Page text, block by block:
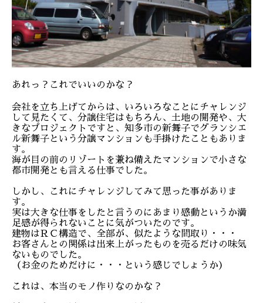
あれっ？これでいいのかな？
会社を立ち上げてからは、いろいろなことにチャレンジ
して見たくて、分譲住宅はもちろん、土地の開発や、大
きなプロジェクトですと、知多市の新舞子でグランシエ
ル新舞子という分譲マンションも手掛けたこともありま
す。
海が目の前のリゾートを兼ね備えたマンションで小さな
都市開発とも言える仕事でした。
しかし、これにチャレンジしてみて思った事がありま
す。
実は大きな仕事をしたと言うのにあまり感動というか満
足感が得られないことに気がついたのです。
建物はＲＣ構造で、全部が、似たような間取り・・・
お客さんとの関係は出来上がったものを売るだけの味気
ないものでした。
（お金のためだけに・・・という感じでしょうか）
これは、本当のモノ作りなのかな？